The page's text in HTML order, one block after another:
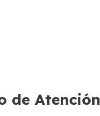
de Atención